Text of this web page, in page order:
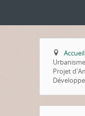
Accueil
Urbanisme
Projet